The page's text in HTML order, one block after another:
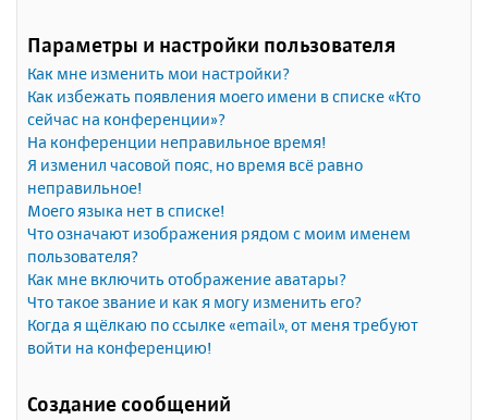
Параметры и настройки пользователя
Как мне изменить мои настройки?
Как избежать появления моего имени в списке «Кто
сейчас на конференции»?
На конференции неправильное время!
Я изменил часовой пояс, но время всё равно
неправильное!
Моего языка нет в списке!
Что означают изображения рядом с моим именем
пользователя?
Как мне включить отображение аватары?
Что такое звание и как я могу изменить его?
Когда я щёлкаю по ссылке «email», от меня требуют
войти на конференцию!
Создание сообщений